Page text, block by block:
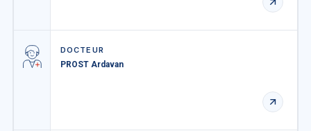
DOCTEUR
PROST Ardavan